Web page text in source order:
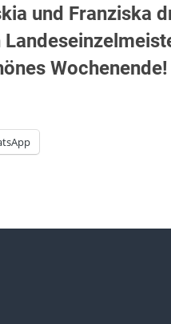
und Franziska
Wochenende!